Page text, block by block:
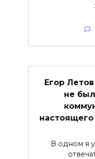
Егор
не
В одном я